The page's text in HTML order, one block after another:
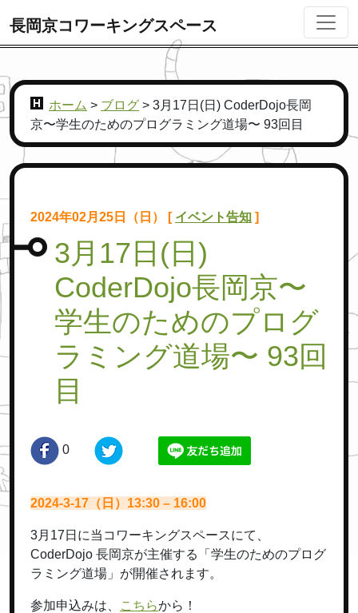
長岡京コワーキングスペース
ホーム > ブログ > 3月17日(日) CoderDojo長岡
京〜学生のためのプログラミング道場〜 93回目
2024年02月25日（日） [ イベント告知 ]
3月17日(日)
CoderDojo長岡京〜
学生のためのプログ
ラミング道場〜 93回
目
0
2024-3-17（日）13:30 – 16:00
3月17日に当コワーキングスペースにて、
CoderDojo 長岡京が主催する「学生のためのプログ
ラミング道場」が開催されます。
参加申込みは、 こちらから！